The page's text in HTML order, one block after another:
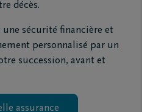
décès.
sécurité financière et
personnalisé par un
succession, avant et
assurance